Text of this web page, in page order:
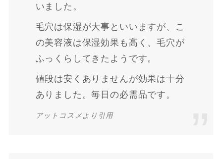
いました。
毛穴は保湿が大事といいますが、こ
の美容液は保湿効果も高く、毛穴が
ふっくらしてきたようです。
値段は安くありませんが効果は十分
ありました。毎日の必需品です。
アットコスメより引用